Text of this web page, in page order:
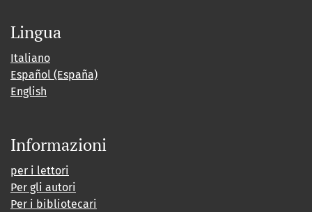
Lingua
Italiano
Español (España)
English
Informazioni
per i lettori
Per gli autori
Per i bibliotecari